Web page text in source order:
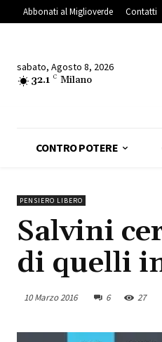
Abbonati al Miglioverde Contatti
sabato, Agosto 8, 2026
32.1 C Milano
CONTRO POTERE
PENSIERO LIBERO
Salvini
di quelli
10 Marzo 2016 6 27